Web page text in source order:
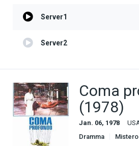
Server1
Server2
Coma
(1978)
Jan. 06, 1978
Dramma
Mistero